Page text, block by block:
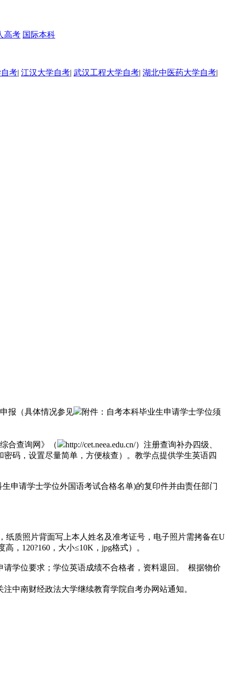
高考 国际本科
考| 江汉大学自考| 武汉工程大学自考| 湖北中医药大学自考|
报（具体情况参见
附件：自考本科毕业生申请学士学位须
合查询网》（
http://cet.neea.edu.cn/）注册查询补办四级、
码，设置尽量简单，方便核查）。教学点提供学生英语四
申请学士学位外国语考试合格名单)的复印件并由责任部门
质照片背面写上本人姓名及准考证号，电子照片需拷备在U
，120?160，大小≤10K，jpg格式）。
学位要求；学位英语成绩不合格者，资料退回。 根据物价
中南财经政法大学继续教育学院自考办网站通知。